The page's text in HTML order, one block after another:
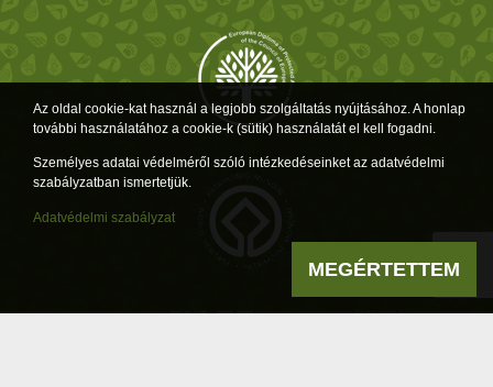
Az oldal cookie-kat használ a legjobb szolgáltatás nyújtásához. A honlap
további használatához a cookie-k (sütik) használatát el kell fogadni.
Személyes adatai védelméről szóló intézkedéseinket az adatvédelmi
szabályzatban ismertetjük.
Adatvédelmi szabályzat
MEGÉRTETTEM